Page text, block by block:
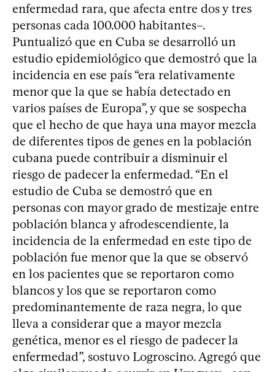
enfermedad rara, que afecta entre dos y tres
personas cada 100.000 habitantes–.
Puntualizó que en Cuba se desarrolló un
estudio epidemiológico que demostró que la
incidencia en ese país “era relativamente
menor que la que se había detectado en
varios países de Europa”, y que se sospecha
que el hecho de que haya una mayor mezcla
de diferentes tipos de genes en la población
cubana puede contribuir a disminuir el
riesgo de padecer la enfermedad. “En el
estudio de Cuba se demostró que en
personas con mayor grado de mestizaje entre
población blanca y afrodescendiente, la
incidencia de la enfermedad en este tipo de
población fue menor que la que se observó
en los pacientes que se reportaron como
blancos y los que se reportaron como
predominantemente de raza negra, lo que
lleva a considerar que a mayor mezcla
genética, menor es el riesgo de padecer la
enfermedad”, sostuvo Logroscino. Agregó que